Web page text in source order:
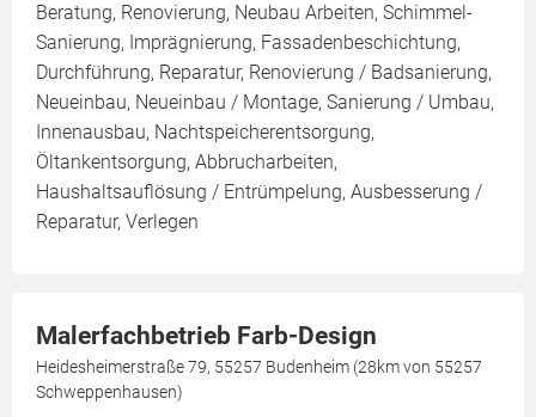
Beratung, Renovierung, Neubau Arbeiten, Schimmel-
Sanierung, Imprägnierung, Fassadenbeschichtung,
Durchführung, Reparatur, Renovierung / Badsanierung,
Neueinbau, Neueinbau / Montage, Sanierung / Umbau,
Innenausbau, Nachtspeicherentsorgung,
Öltankentsorgung, Abbrucharbeiten,
Haushaltsauflösung / Entrümpelung, Ausbesserung /
Reparatur, Verlegen
Malerfachbetrieb Farb-Design
Heidesheimerstraße 79, 55257 Budenheim (28km von 55257
Schweppenhausen)